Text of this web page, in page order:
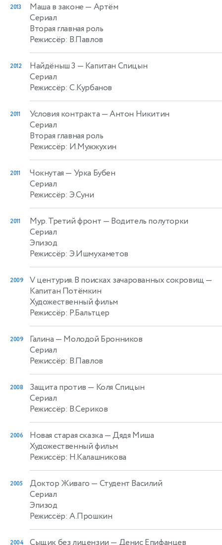
2013 Маша в законе — Артём
Сериал
Вторая главная роль
Режиссёр: В.Павлов
2012 Найдёныш 3 — Капитан Спицын
Сериал
Режиссёр: С.Курбанов
2011 Условия контракта — Антон Никитин
Сериал
Вторая главная роль
Режиссёр: И.Мужжухин
2011 Чокнутая — Урка Бубен
Сериал
Режиссёр: Э.Суни
2011 Мур. Третий фронт — Водитель полуторки
Сериал
Эпизод
Режиссёр: Э.Ишмухаметов
2009 V центурия. В поисках зачарованных сокровищ —
Капитан Потёмкин
Художественный фильм
Режиссёр: Р.Бальтцер
2009 Галина — Молодой Бронников
Сериал
Режиссёр: В.Павлов
2008 Защита против — Коля Спицын
Сериал
Режиссёр: В.Сериков
2006 Новая старая сказка — Дядя Миша
Художественный фильм
Режиссёр: Н.Калашникова
2005 Доктор Живаго — Студент Василий
Сериал
Эпизод
Режиссёр: А.Прошкин
2004 Сыщик без лицензии — Денис Епифанцев